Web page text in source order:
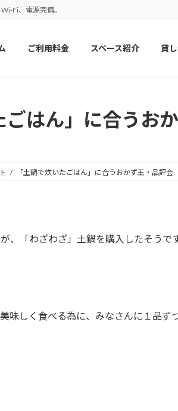
Fi、電源完備。
ご利用料金 スペース紹介 貸
ごはん」に合うお
「土鍋で炊いたごはん」に合うおかず王・品評会
が、「わざわざ」土鍋を購入したそうです
美味しく食べる為に、みなさんに１品ず